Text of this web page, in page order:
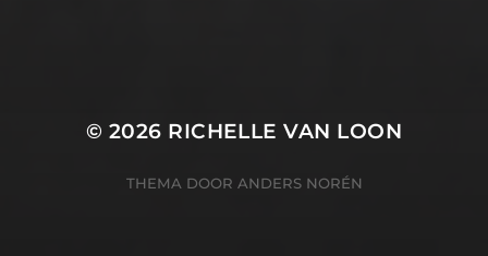
© 2026 RICHELLE VAN LOON
THEMA DOOR ANDERS NORÉN